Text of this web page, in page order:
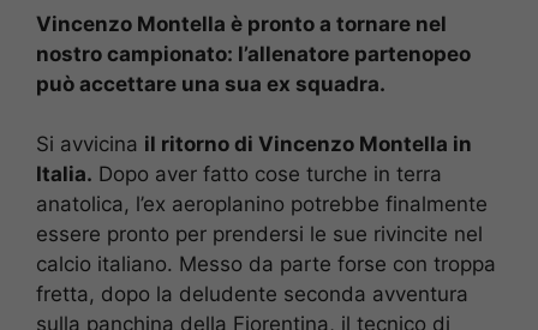
Vincenzo Montella è pronto a tornare nel
nostro campionato: l’allenatore partenopeo
può accettare una sua ex squadra.
Si avvicina il ritorno di Vincenzo Montella in
Italia. Dopo aver fatto cose turche in terra
anatolica, l’ex aeroplanino potrebbe finalmente
essere pronto per prendersi le sue rivincite nel
calcio italiano. Messo da parte forse con troppa
fretta, dopo la deludente seconda avventura
sulla panchina della Fiorentina, il tecnico di